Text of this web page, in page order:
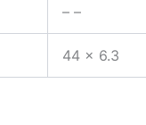
– –
44 x 6.3